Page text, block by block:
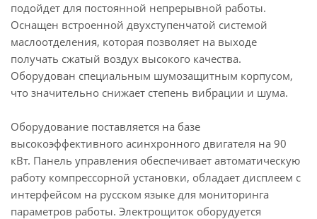
подойдет для постоянной непрерывной работы.
Оснащен встроенной двухступенчатой системой
маслоотделения, которая позволяет на выходе
получать сжатый воздух высокого качества.
Оборудован специальным шумозащитным корпусом,
что значительно снижает степень вибрации и шума.
Оборудование поставляется на базе
высокоэффективного асинхронного двигателя на 90
кВт. Панель управления обеспечивает автоматическую
работу компрессорной установки, обладает дисплеем с
интерфейсом на русском языке для мониторинга
параметров работы. Электрощиток оборудуется